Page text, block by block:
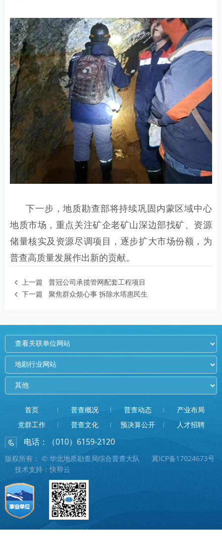
下一步，地质勘查部将持续巩固内蒙区域中心
地质市场，重点关注矿企老矿山深边部找矿、资源
储量核实及资源尽调项目，逐步扩大市场份额，为
普查高质量发展作出新的贡献。
上一篇
普冠公司承揽管网配套工程项目
下一篇
聚焦群众烦心事 拆除水塔惠民生
首页 普查概况 普查动态
产业布局
党群工作
普查文化 预决算公开 人才招聘
电话：（010）6159-2120
E-mail：pcddzhenggongbu@126.com
地址：北京东燕郊华冠大街5号
版权所有： © 华北地质勘查局综合普查大队
冀ICP备17024673号
技术支持：快帮云